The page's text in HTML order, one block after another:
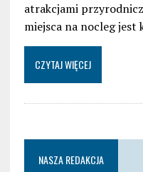
atrakcjami
miejsca na nocleg jest
CZYTAJ WIĘCEJ
NASZA REDAKCJA